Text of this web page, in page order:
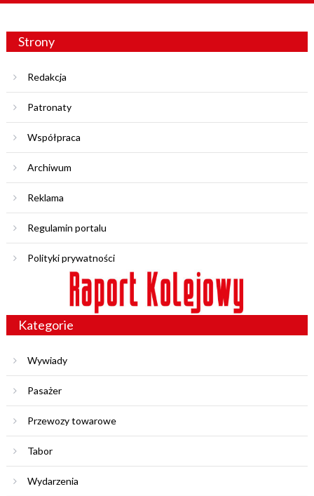
Strony
Redakcja
Patronaty
Współpraca
Archiwum
Reklama
Regulamin portalu
Polityki prywatności
Kategorie
Wywiady
Pasażer
Przewozy towarowe
Tabor
Wydarzenia